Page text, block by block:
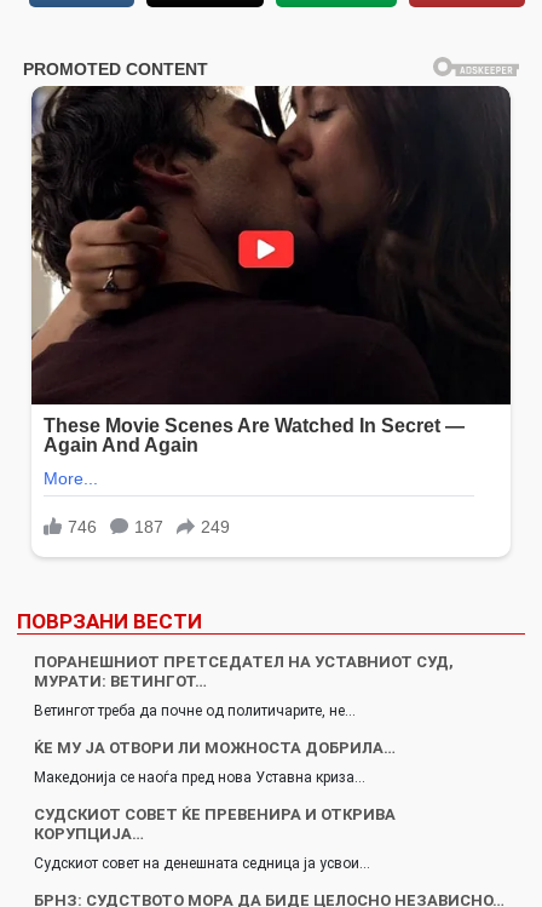
ПОВРЗАНИ ВЕСТИ
ПОРАНЕШНИОТ ПРЕТСЕДАТЕЛ НА УСТАВНИОТ СУД,
МУРАТИ: ВЕТИНГОТ…
Ветингот треба да почне од политичарите, не…
ЌЕ МУ ЈА ОТВОРИ ЛИ МОЖНОСТА ДОБРИЛА…
Македонија се наоѓа пред нова Уставна криза…
СУДСКИОТ СОВЕТ ЌЕ ПРЕВЕНИРА И ОТКРИВА
КОРУПЦИЈА…
Судскиот совет на денешната седница ја усвои…
БРНЗ: СУДСТВОТО МОРА ДА БИДЕ ЦЕЛОСНО НЕЗАВИСНО…